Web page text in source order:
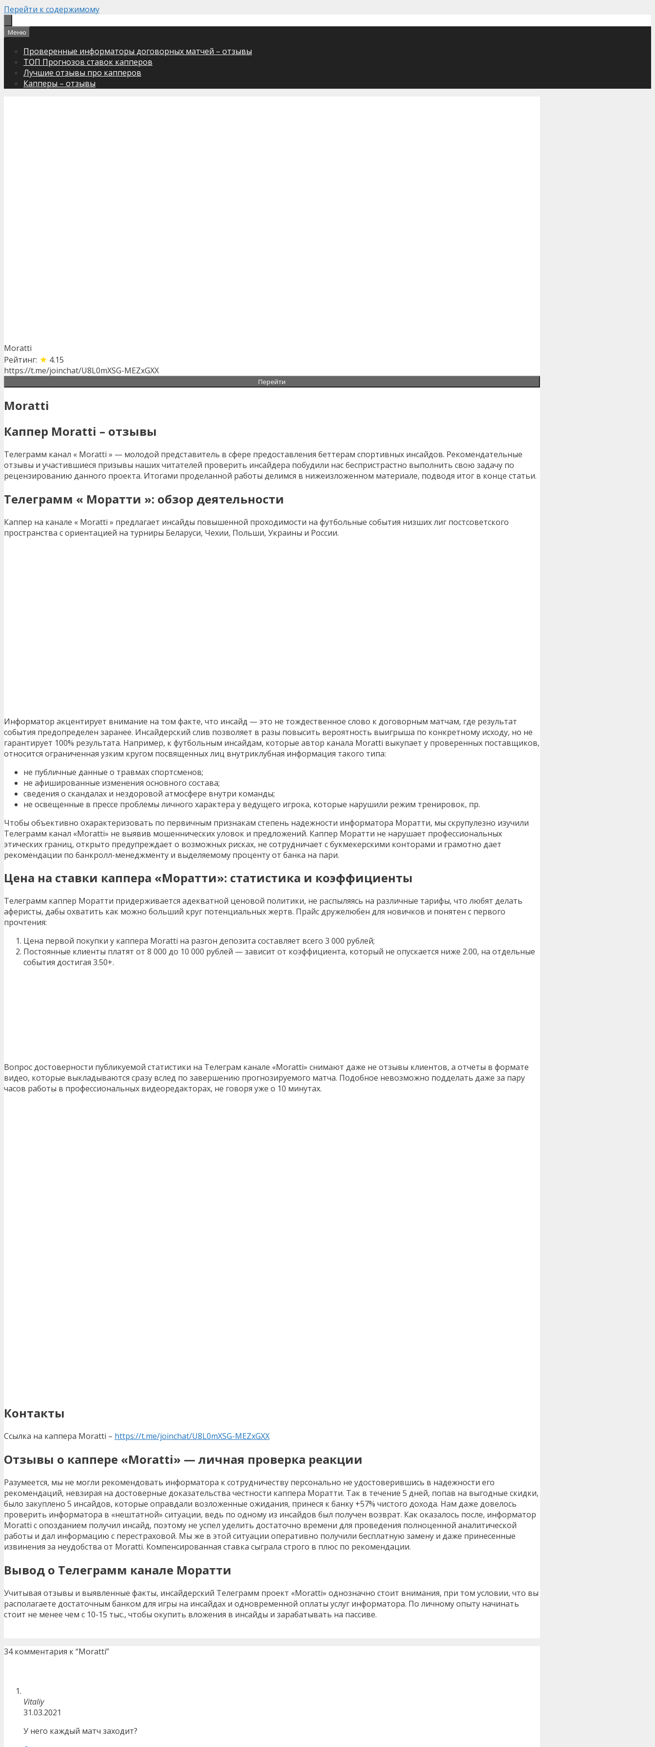
Перейти к содержимому
Меню
Проверенные информаторы договорных матчей – отзывы
ТОП Прогнозов ставок капперов
Лучшие отзывы про капперов
Капперы – отзывы
Moratti
Рейтинг: ★ 4.15
https://t.me/joinchat/U8L0mXSG-MEZxGXX
Перейти
Moratti
Каппер Moratti – отзывы
Телеграмм канал « Moratti » — молодой представитель в сфере предоставления беттерам спортивных инсайдов. Рекомендательные
отзывы и участившиеся призывы наших читателей проверить инсайдера побудили нас беспристрастно выполнить свою задачу по
рецензированию данного проекта. Итогами проделанной работы делимся в нижеизложенном материале, подводя итог в конце статьи.
Телеграмм « Моратти »: обзор деятельности
Каппер на канале « Moratti » предлагает инсайды повышенной проходимости на футбольные события низших лиг постсоветского
пространства с ориентацией на турниры Беларуси, Чехии, Польши, Украины и России.
Информатор акцентирует внимание на том факте, что инсайд — это не тождественное слово к договорным матчам, где результат
события предопределен заранее. Инсайдерский слив позволяет в разы повысить вероятность выигрыша по конкретному исходу, но не
гарантирует 100% результата. Например, к футбольным инсайдам, которые автор канала Moratti выкупает у проверенных поставщиков,
относится ограниченная узким кругом посвященных лиц внутриклубная информация такого типа:
не публичные данные о травмах спортсменов;
не афишированные изменения основного состава;
сведения о скандалах и нездоровой атмосфере внутри команды;
не освещенные в прессе проблемы личного характера у ведущего игрока, которые нарушили режим тренировок, пр.
Чтобы объективно охарактеризовать по первичным признакам степень надежности информатора Моратти, мы скрупулезно изучили
Телеграмм канал «Moratti» не выявив мошеннических уловок и предложений. Каппер Моратти не нарушает профессиональных
этических границ, открыто предупреждает о возможных рисках, не сотрудничает с букмекерскими конторами и грамотно дает
рекомендации по банкролл-менеджменту и выделяемому проценту от банка на пари.
Цена на ставки каппера «Моратти»: статистика и коэффициенты
Телеграмм каппер Моратти придерживается адекватной ценовой политики, не распыляясь на различные тарифы, что любят делать
аферисты, дабы охватить как можно больший круг потенциальных жертв. Прайс дружелюбен для новичков и понятен с первого
прочтения:
Цена первой покупки у каппера Moratti на разгон депозита составляет всего 3 000 рублей;
Постоянные клиенты платят от 8 000 до 10 000 рублей — зависит от коэффициента, который не опускается ниже 2.00, на отдельные
события достигая 3.50+.
Вопрос достоверности публикуемой статистики на Телеграм канале «Moratti» снимают даже не отзывы клиентов, а отчеты в формате
видео, которые выкладываются сразу вслед по завершению прогнозируемого матча. Подобное невозможно подделать даже за пару
часов работы в профессиональных видеоредакторах, не говоря уже о 10 минутах.
Контакты
Ссылка на каппера Moratti – https://t.me/joinchat/U8L0mXSG-MEZxGXX
Отзывы о каппере «Moratti» — личная проверка реакции
Разумеется, мы не могли рекомендовать информатора к сотрудничеству персонально не удостоверившись в надежности его
рекомендаций, невзирая на достоверные доказательства честности каппера Моратти. Так в течение 5 дней, попав на выгодные скидки,
было закуплено 5 инсайдов, которые оправдали возложенные ожидания, принеся к банку +57% чистого дохода. Нам даже довелось
проверить информатора в «нештатной» ситуации, ведь по одному из инсайдов был получен возврат. Как оказалось после, информатор
Moratti с опозданием получил инсайд, поэтому не успел уделить достаточно времени для проведения полноценной аналитической
работы и дал информацию с перестраховой. Мы же в этой ситуации оперативно получили бесплатную замену и даже принесенные
извинения за неудобства от Moratti. Компенсированная ставка сыграла строго в плюс по рекомендации.
Вывод о Телеграмм канале Моратти
Учитывая отзывы и выявленные факты, инсайдерский Телеграмм проект «Moratti» однозначно стоит внимания, при том условии, что вы
располагаете достаточным банком для игры на инсайдах и одновременной оплаты услуг информатора. По личному опыту начинать
стоит не менее чем с 10-15 тыс., чтобы окупить вложения в инсайды и зарабатывать на пассиве.
34 комментария к “Moratti”
Vitaliy
31.03.2021
У него каждый матч заходит?